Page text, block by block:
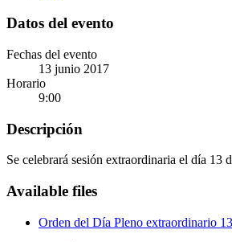
Datos del evento
Fechas del evento
13 junio 2017
Horario
9:00
Descripción
Se celebrará sesión extraordinaria el día 13
Available files
Orden del Día Pleno extraordinario